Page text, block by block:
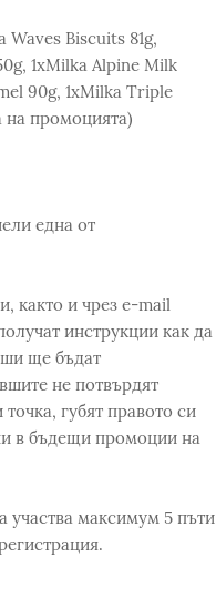
Waves Biscuits 81g,
1xMilka Alpine Milk
90g, 1xMilka Triple
на промоцията)
една от
както и чрез e-mail
инструкции как да
ще бъдат
не потвърдят
губят правото си
в бъдещи промоции на
участва максимум 5 пъти